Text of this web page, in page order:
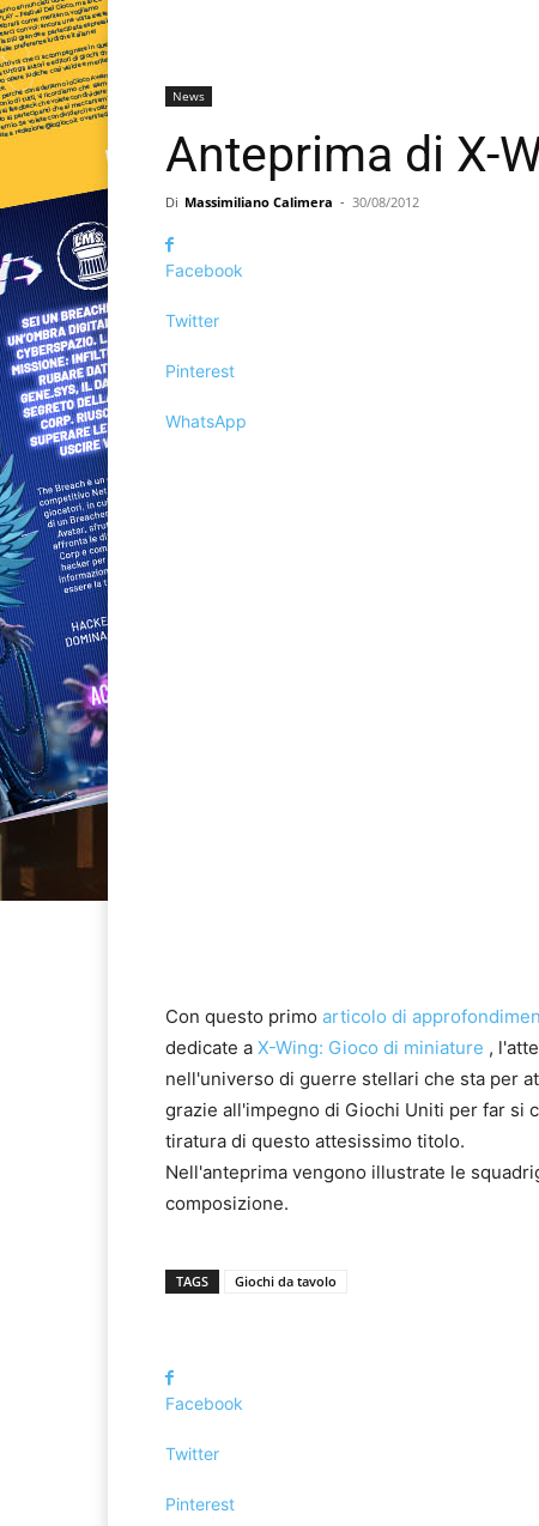
News
Anteprima di X-
Di Massimiliano Calimera - 30/08/2012
Facebook
Twitter
Pinterest
WhatsApp
Con questo primo articolo di
dedicate a X-Wing: Gioco di miniature ,
nell'universo di guerre stellari che sta per
grazie all'impegno di Giochi Uniti per far si
tiratura di questo attesissimo titolo.
Nell'anteprima vengono illustrate le
composizione.
TAGS Giochi da tavolo
Facebook
Twitter
Pinterest